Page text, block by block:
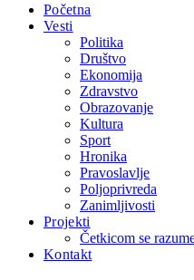
Početna
Vesti
Politika
Društvo
Ekonomija
Zdravstvo
Obrazovanje
Kultura
Sport
Hronika
Pravoslavlje
Poljoprivreda
Zanimljivosti
Projekti
Četkicom se
Kontakt